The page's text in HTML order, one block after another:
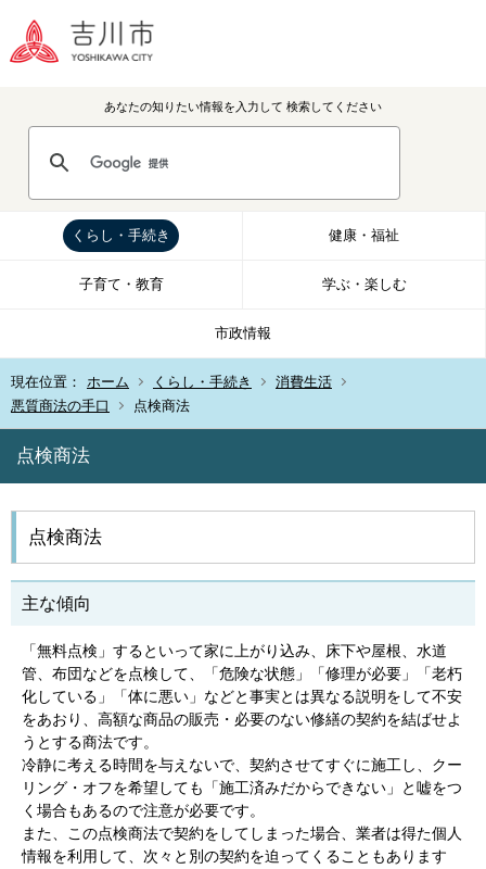
あなたの知りたい情報を入力して 検索してください
くらし・手続き 健康・福祉
子育て・教育 学ぶ・楽しむ
市政情報
現在位置： ホーム くらし・手続き
消費生活
悪質商法の手口
点検商法
点検商法
点検商法
主な傾向
「無料点検」するといって家に上がり込み、床下や屋根、水道
管、布団などを点検して、「危険な状態」「修理が必要」「老朽
化している」「体に悪い」などと事実とは異なる説明をして不安
をあおり、高額な商品の販売・必要のない修繕の契約を結ばせよ
うとする商法です。
冷静に考える時間を与えないで、契約させてすぐに施工し、クー
リング・オフを希望しても「施工済みだからできない」と嘘をつ
く場合もあるので注意が必要です。
また、この点検商法で契約をしてしまった場合、業者は得た個人
情報を利用して、次々と別の契約を迫ってくることもあります